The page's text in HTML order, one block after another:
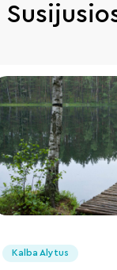
Kalba Alytus